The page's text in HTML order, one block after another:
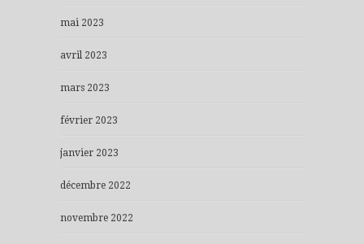
mai 2023
avril 2023
mars 2023
février 2023
janvier 2023
décembre 2022
novembre 2022